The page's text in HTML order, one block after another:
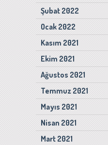
Şubat 2022
Ocak 2022
Kasım 2021
Ekim 2021
Ağustos 2021
Temmuz 2021
Mayıs 2021
Nisan 2021
Mart 2021